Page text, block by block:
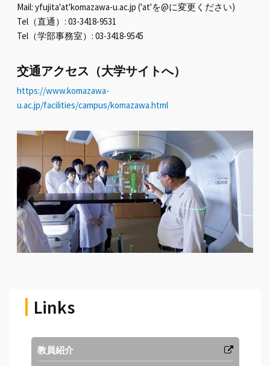
Mail: yfujita'at'komazawa-u.ac.jp ('at'を@に変更ください)
Tel（直通）: 03-3418-9531
Tel（学部事務室）: 03-3418-9545
交通アクセス（大学サイトへ）
https://www.komazawa-
u.ac.jp/facilities/campus/komazawa.html
Links
教員紹介